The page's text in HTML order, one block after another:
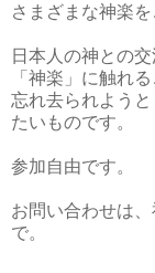
さまざまな神楽
日本人の神との
「神楽」に触れる
忘れ去られよう
たいものです。
参加自由です。
お問い合わせは
で。